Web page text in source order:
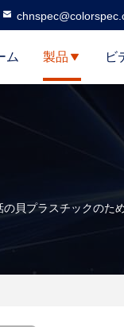
ム 製品 ビ
の貝プラスチックのた